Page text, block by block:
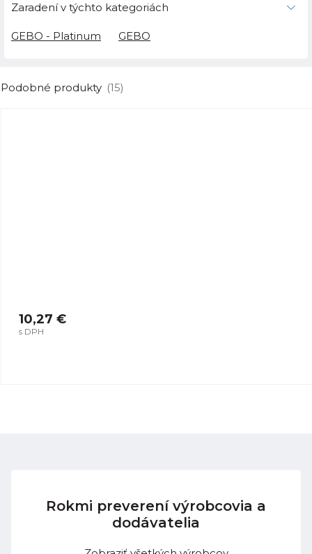
Zaradení v týchto kategoriách
GEBO - Platinum GEBO
Podobné produkty (15)
10,27 €
s DPH
Rokmi preverení výrobcovia a
dodávatelia